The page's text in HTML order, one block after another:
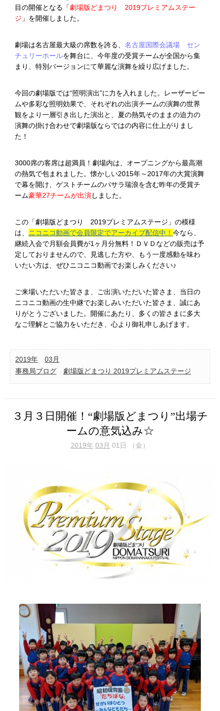
目の開催となる「劇場版どまつり 2019プレミアムステー
ジ 」を開催しました。
劇場は名古屋最大級の席数を誇る、 名古屋国際会議場 セン
チュリーホールを舞台に、今年度の受賞チームが全国から集
まり、特別バージョンにて華麗な演舞を繰り広げました。
今回の劇場版では“照明演出”に力を入れました。レーザービー
ムや多彩な照明効果で、それぞれの出演チームの演舞の世界
観をより一層引き出した演出と、夏の熱気そのままの迫力の
演舞の掛け合わせで劇場版ならではの内容に仕上がりまし
た！
3000席の客席は超満員！劇場内は、オープニングから最高潮
の熱気で包まれました。懐かしい2015年～2017年の大賞演舞
で幕を開け、ゲストチームのバサラ瑞浪を含む昨年の受賞チ
ーム豪華27チームが出演しました。
この「劇場版どまつり 2019プレミアムステージ」の模様
は、 ニコニコ動画で会員限定でアーカイブ配信中！ 今なら、
継続入会で月額会員費が1ヶ月分無料！ＤＶＤなどの販売は予
定しておりませんので、見逃した方や、もう一度感動を味わ
いたい方は、ぜひニコニコ動画でお楽しみください♪
ご来場いただいた皆さま、ご出演いただいた皆さま、当日の
ニコニコ動画の生中継でお楽しみいただいた皆さま、誠にあ
りがとうございました。開催にあたり、多くの皆さまに多大
なご理解とご協力をいただき、心より御礼申しあげます。
2019年
03月
事務局ブログ
劇場版どまつり 2019プレミアムステージ
３月３日開催！“劇場版どまつり”出場チ
ームの意気込み☆
2019年 03月 01日 （金）